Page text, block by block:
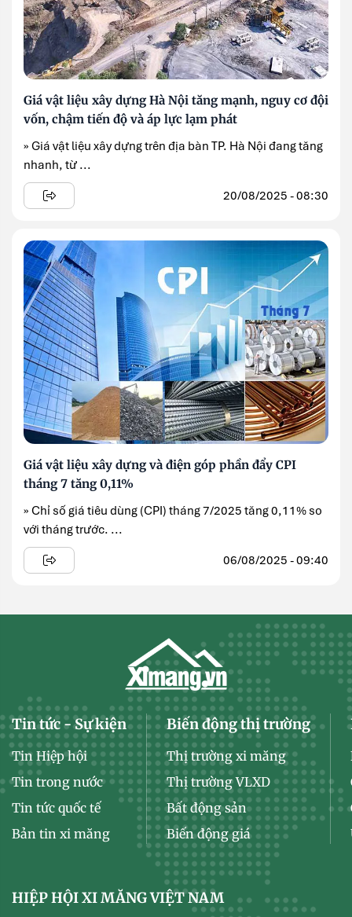
Giá vật liệu xây dựng Hà Nội tăng mạnh, nguy cơ đội
vốn, chậm tiến độ và áp lực lạm phát
» Giá vật liệu xây dựng trên địa bàn TP. Hà Nội đang tăng
nhanh, từ ...
20/08/2025 - 08:30
Giá vật liệu xây dựng và điện góp phần đẩy CPI
tháng 7 tăng 0,11%
» Chỉ số giá tiêu dùng (CPI) tháng 7/2025 tăng 0,11% so
với tháng trước. ...
06/08/2025 - 09:40
Tin tức - Sự kiện
Tin Hiệp hội
Tin trong nước
Tin tức quốc tế
Bản tin xi măng
Biến động thị trường
Thị trường xi măng
Thị trường VLXD
Bất động sản
Biến động giá
HIỆP HỘI XI MĂNG VIỆT NAM